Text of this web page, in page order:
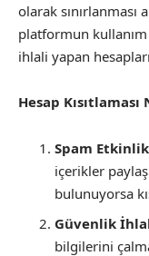
olarak sınırlanması
platformun
ihlali yapan
Hesap
Spam
içerikler
bulunuyorsa
Güvenlik
bilgilerini